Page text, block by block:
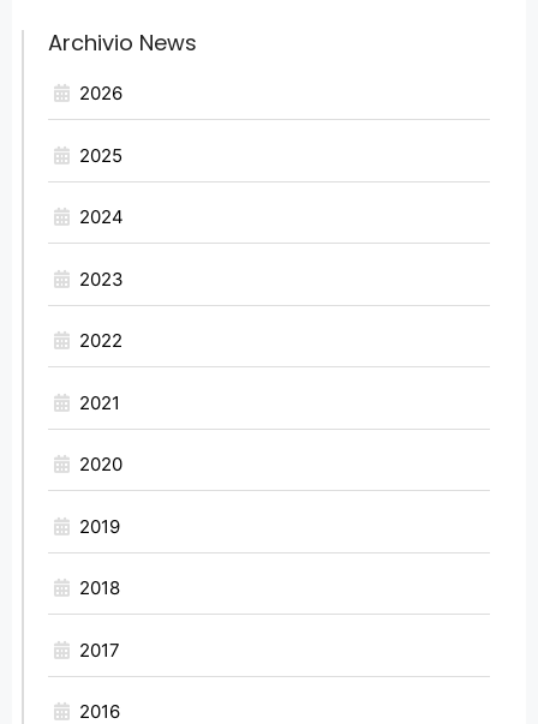
Archivio News
2026
2025
2024
2023
2022
2021
2020
2019
2018
2017
2016